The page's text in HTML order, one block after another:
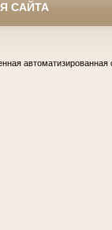
САЙТА